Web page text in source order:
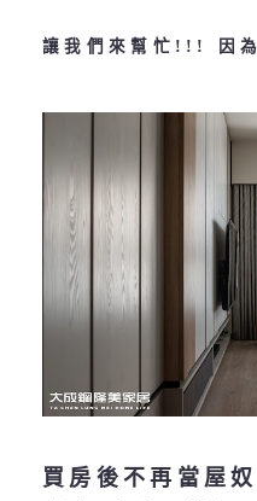
讓我們來幫忙!!! 因為
買房後不再當屋